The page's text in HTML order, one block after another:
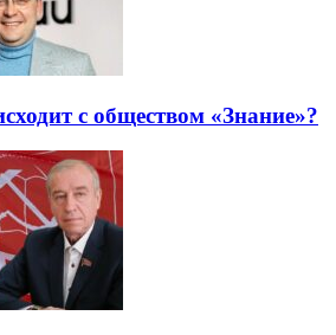
с обществом «Знание»?